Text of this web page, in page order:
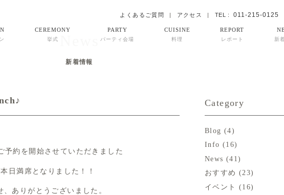
よくあるご質問 アクセス TEL : 011-215-0125
CEREMONY
挙式
PARTY
パーティ会場
CUISINE
料理
REPORT
レポート 新
新着情報
予約を開始させていただきました
日満席となりました！！
ありがとうございました。
Category
Blog (4)
Info (16)
News (41)
おすすめ (23)
イベント
(16)